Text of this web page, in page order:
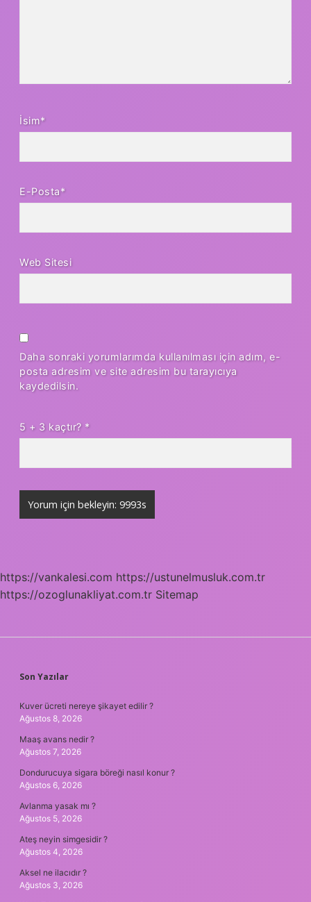
İsim*
E-Posta*
Web Sitesi
Daha sonraki yorumlarımda kullanılması için adım, e-
posta adresim ve site adresim bu tarayıcıya
kaydedilsin.
5 + 3 kaçtır? *
https://vankalesi.com https://ustunelmusluk.com.tr
https://ozoglunakliyat.com.tr Sitemap
SIDEBAR
Son Yazılar
Kuver ücreti nereye şikayet edilir ?
Ağustos 8, 2026
Maaş avans nedir ?
Ağustos 7, 2026
Dondurucuya sigara böreği nasıl konur ?
Ağustos 6, 2026
Avlanma yasak mı ?
Ağustos 5, 2026
Ateş neyin simgesidir ?
Ağustos 4, 2026
Aksel ne ilacıdır ?
Ağustos 3, 2026